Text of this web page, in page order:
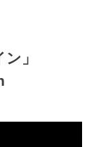
」